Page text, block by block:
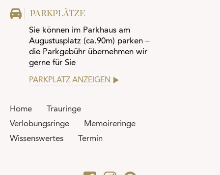
PARKPLÄTZE
Sie können im Parkhaus am
Augustusplatz (ca.90m) parken –
die Parkgebühr übernehmen wir
gerne für Sie
PARKPLATZ ANZEIGEN
Home
Trauringe
Verlobungsringe
Memoireringe
Wissenswertes
Termin